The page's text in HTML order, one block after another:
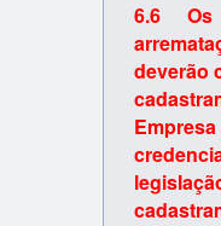
6.6 Os
deverão